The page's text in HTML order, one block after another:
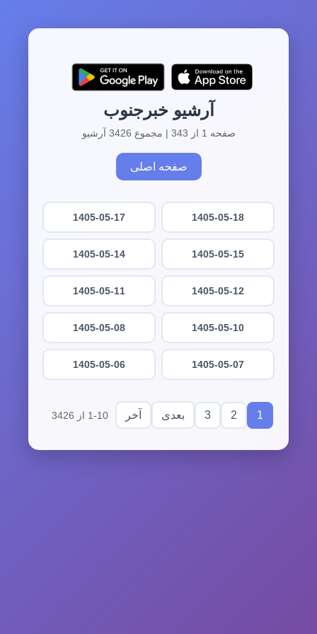
آرشیو خبرجنوب
صفحه 1 از 343 | مجموع 3426 آرشیو
صفحه اصلی
1405-05-18
1405-05-17
1405-05-15
1405-05-14
1405-05-12
1405-05-11
1405-05-10
1405-05-08
1405-05-07
1405-05-06
1
2
3 بعدی آخر 1-10 از 3426